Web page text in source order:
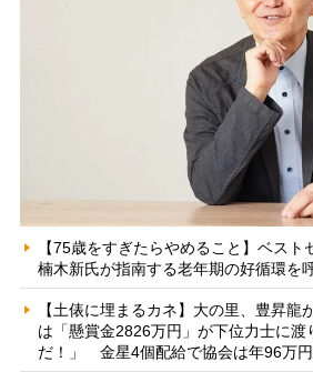
【75歳をすぎたらやめること】ベスト
楠木新氏が指南する老年期の好循環を
【土俵に埋まるカネ】大の里、豊昇龍
は「懸賞金2826万円」が下位力士に渡
だ！」 金星4個配給で協会は年96万